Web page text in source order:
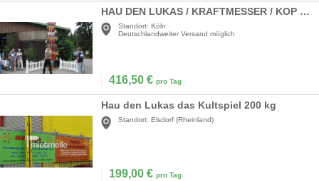
HAU DEN LUKAS / KRAFTMESSER / KOP VAN JUT
Standort: Köln
Deutschlandweiter Versand möglich
416,50 € pro Tag
Hau den Lukas das Kultspiel 200 kg
Standort: Elsdorf (Rheinland)
199,00 € pro Tag